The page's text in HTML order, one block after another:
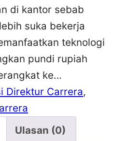
di kantor sebab
suka bekerja
teknologi
pundi rupiah
ke…
Direktur Carrera
Ulasan (0)